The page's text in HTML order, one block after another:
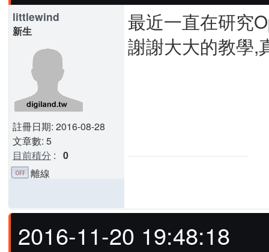
littlewind
新生
註冊日期: 2016-08-28
文章數: 5
目前積分 : 0
最近一直在研究
謝謝大大的教學,
離線
2016-11-20 19:48:18